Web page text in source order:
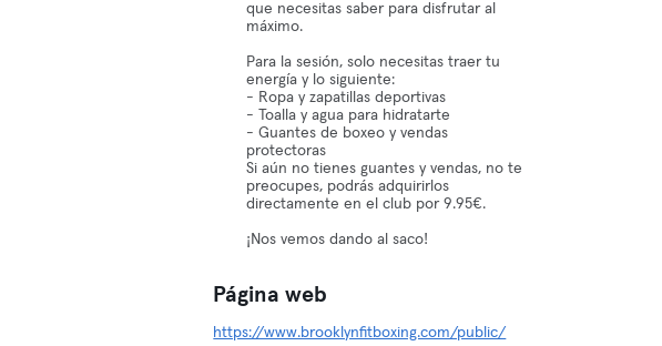
que necesitas saber para disfrutar al
máximo.
Para la sesión, solo necesitas traer tu
energía y lo siguiente:
- Ropa y zapatillas deportivas
- Toalla y agua para hidratarte
- Guantes de boxeo y vendas
protectoras
Si aún no tienes guantes y vendas, no te
preocupes, podrás adquirirlos
directamente en el club por 9.95€.
¡Nos vemos dando al saco!
Página web
https://www.brooklynfitboxing.com/public/